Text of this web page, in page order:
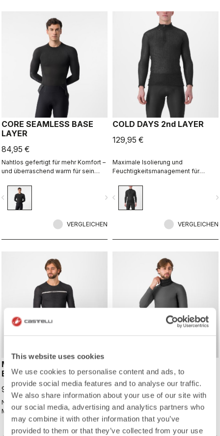
This website uses cookies
We use cookies to personalise content and ads, to
provide social media features and to analyse our traffic.
We also share information about your use of our site with
our social media, advertising and analytics partners who
may combine it with other information that you’ve
provided to them or that they’ve collected from your use
CORE SEAMLESS BASE
LAYER
84,95 €
Nahtlos gefertigt für mehr Komfort –
und überraschend warm für sein
bei kühlen Bedingungen und bietet
ein hervorragendes
Feuchtigkeitsmanagement.
navigate_next
VERGLEICHEN
COLD DAYS 2nd LAYER
129,95 €
Maximale Isolierung und
Feuchtigkeitsmanagement für
Zwischenschicht zwischen
Baselayer und Jacke.
navigate_before
VERGLEICHEN
MERINO SEAMLESS
BASELAYER
99,95 €
Nahtloser Komfort mit einer leichten
Merinowollmischung. Ideal für
Wärme und
Feuchtigkeitsmanagement an kalten
WARMER
99,95 €
Unser wärmstes Baselayer mit
integriertem nahtlosem Halswärmer.